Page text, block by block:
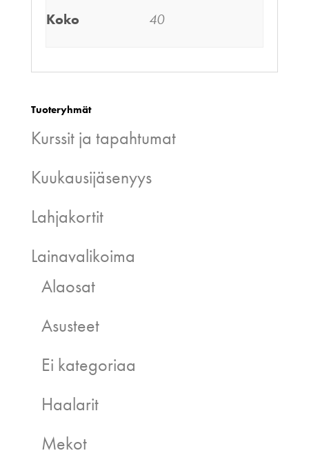
Koko 40
Tuoteryhmät
Kurssit ja tapahtumat
Kuukausijäsenyys
Lahjakortit
Lainavalikoima
Alaosat
Asusteet
Ei kategoriaa
Haalarit
Mekot